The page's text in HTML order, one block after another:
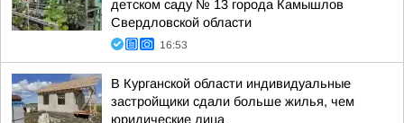
детском саду № 13 города Камышлов
Свердловской области
16:53
В Курганской области индивидуальные
застройщики сдали больше жилья, чем
юридические лица